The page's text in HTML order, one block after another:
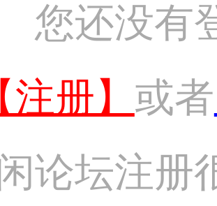
您还没有
注册】 或者
论坛注册